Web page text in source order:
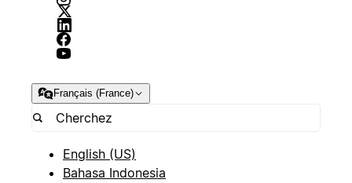
Français (France)
English (US)
Bahasa Indonesia